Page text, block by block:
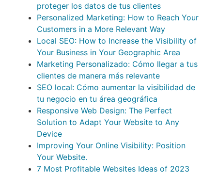
proteger los datos de tus clientes
Personalized Marketing: How to Reach Your
Customers in a More Relevant Way
Local SEO: How to Increase the Visibility of
Your Business in Your Geographic Area
Marketing Personalizado: Cómo llegar a tus
clientes de manera más relevante
SEO local: Cómo aumentar la visibilidad de
tu negocio en tu área geográfica
Responsive Web Design: The Perfect
Solution to Adapt Your Website to Any
Device
Improving Your Online Visibility: Position
Your Website.
7 Most Profitable Websites Ideas of 2023